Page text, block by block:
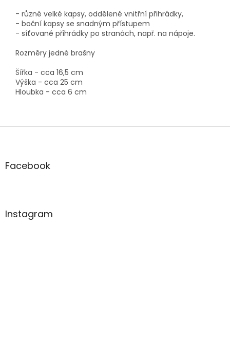
- různé velké kapsy, oddělené vnitřní přihrádky,
- boční kapsy se snadným přístupem
- síťované přihrádky po stranách, např. na nápoje.
Rozměry jedné brašny
Šířka - cca 16,5 cm
Výška - cca 25 cm
Hloubka - cca 6 cm
Z
aFacebook
Instagram